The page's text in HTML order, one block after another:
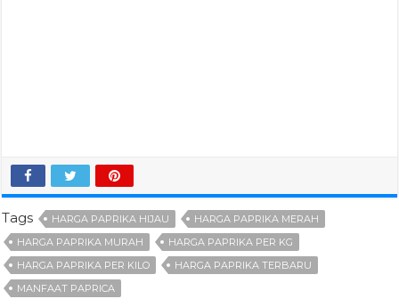
Tags HARGA PAPRIKA HIJAU
HARGA PAPRIKA MERAH
HARGA PAPRIKA MURAH
HARGA PAPRIKA PER KG
HARGA PAPRIKA PER KILO
HARGA PAPRIKA TERBARU
MANFAAT PAPRICA